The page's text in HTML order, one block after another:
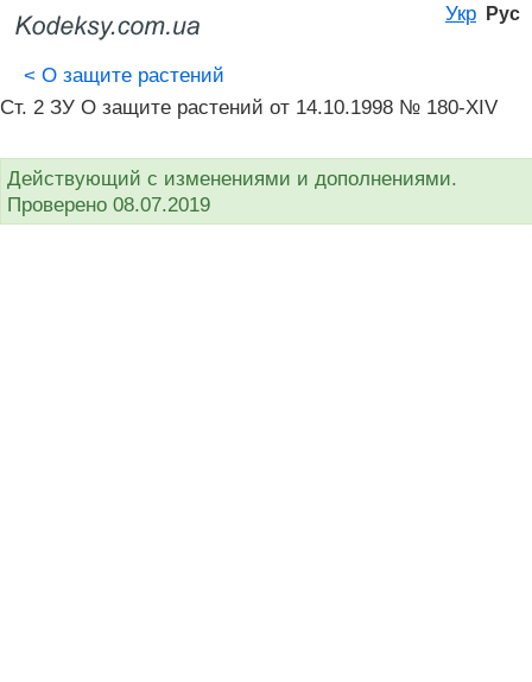
Укр Рус
< О защите растений
Ст. 2 ЗУ О защите растений от 14.10.1998 № 180-XIV
Действующий с изменениями и дополнениями.
Проверено 08.07.2019